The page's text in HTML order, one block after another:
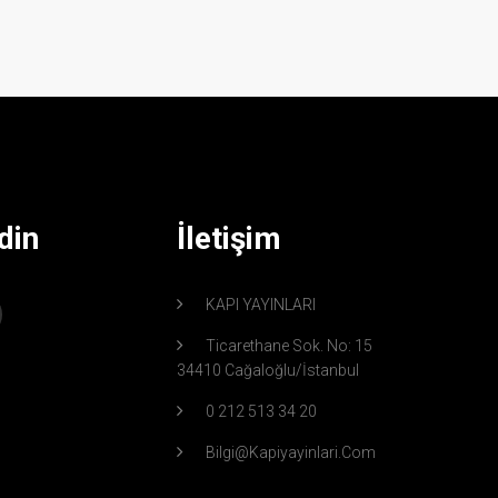
İletişim
KAPI YAYINLARI
Ticarethane Sok. No: 15
34410 Cağaloğlu/İstanbul
0 212 513 34 20
Bilgi@kapiyayinlari.com